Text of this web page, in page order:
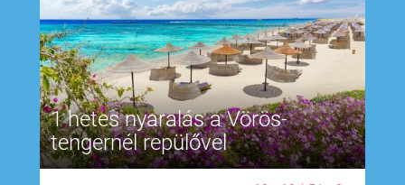
1 hetes nyaralás a Vörös-
tengernél repülővel